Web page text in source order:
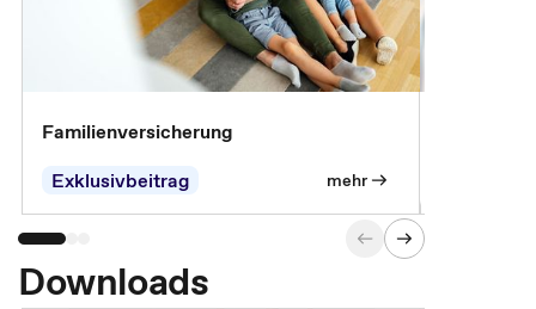
Familienversicherung
Exklusivbeitrag
mehr
Downloads